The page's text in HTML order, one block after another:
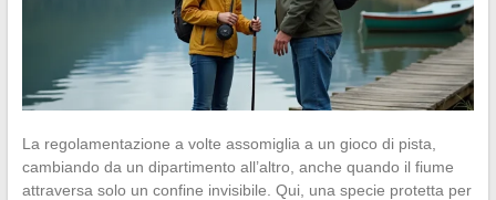
La regolamentazione a volte assomiglia a un gioco di pista,
cambiando da un dipartimento all’altro, anche quando il fiume
attraversa solo un confine invisibile. Qui, una specie protetta per